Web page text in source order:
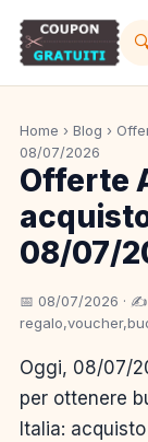
Home › Blog ›
08/07/2026
Offerte
08/07/
📅 08/07/2026 ·
Oggi, 08/07/
per ottenere
Italia: